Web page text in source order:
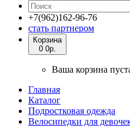
+7(962)162-96-76
стать партнером
Корзина
0 0р.
Ваша корзина
Главная
Каталог
Подростковая одежда
Велосипедки для